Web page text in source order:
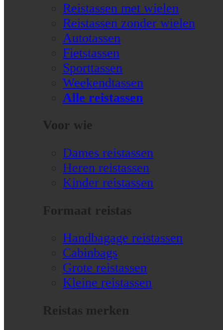
Reistassen met wielen
Reistassen zonder wielen
Autotassen
Fietstassen
Sporttassen
Weekendtassen
Alle reistassen
Voor wie
Dames reistassen
Heren reistassen
Kinder reistassen
Formaat reistas
Handbagage reistassen
Cabinbags
Grote reistassen
Kleine reistassen
Reistas merken